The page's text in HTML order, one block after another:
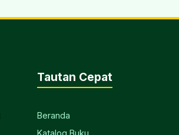
Tautan Cepat
Beranda
Katalog Buku